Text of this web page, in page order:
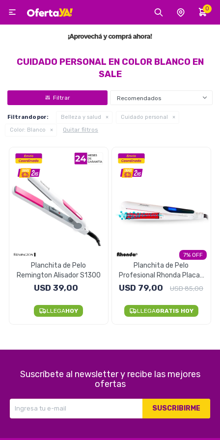
0

CUIDADO PERSONAL EN COLOR BLANCO EN
SALE
Recomendados
Filtrando por: Belleza y salud
Cuidado personal
Color: Blanco Quitar filtros
Planchita de Pelo
Remington Alisador S1300
USD 39,00
LLEGAHOY
7
Planchita de Pelo
Profesional Rhonda Placas
Cerámicas Con Turmalina
USD 79,00 USD85,00
LLEGAGRATIS HOY
Suscríbete al newsletter y recibe las mejores
ofertas
SUSCRIBIRME
MI CUENTA
Tecnología
Tv, Audio y Video
Electrodomésticos
Pequeños electrodomésticos
Deportes y Tiempo Libre